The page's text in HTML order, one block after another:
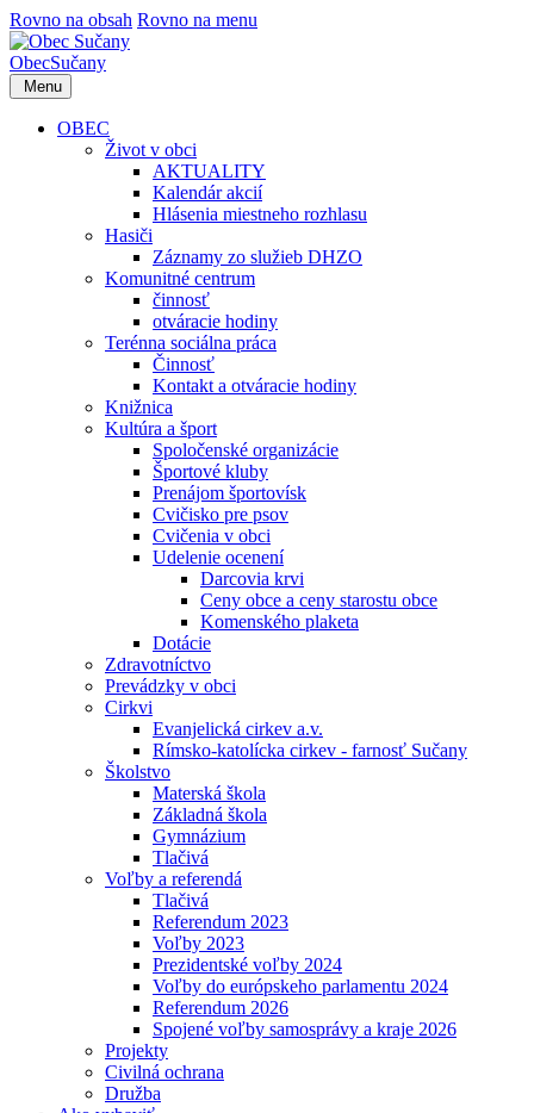
Rovno na obsah Rovno na menu
ObecSučany
Menu
OBEC
Život v obci
AKTUALITY
Kalendár akcií
Hlásenia miestneho rozhlasu
Hasiči
Záznamy zo služieb DHZO
Komunitné centrum
činnosť
otváracie hodiny
Terénna sociálna práca
Činnosť
Kontakt a otváracie hodiny
Knižnica
Kultúra a šport
Spoločenské organizácie
Športové kluby
Prenájom športovísk
Cvičisko pre psov
Cvičenia v obci
Udelenie ocenení
Darcovia krvi
Ceny obce a ceny starostu obce
Komenského plaketa
Dotácie
Zdravotníctvo
Prevádzky v obci
Cirkvi
Evanjelická cirkev a.v.
Rímsko-katolícka cirkev - farnosť Sučany
Školstvo
Materská škola
Základná škola
Gymnázium
Tlačivá
Voľby a referendá
Tlačivá
Referendum 2023
Voľby 2023
Prezidentské voľby 2024
Voľby do európskeho parlamentu 2024
Referendum 2026
Spojené voľby samosprávy a kraje 2026
Projekty
Civilná ochrana
Družba